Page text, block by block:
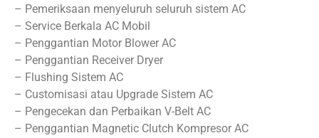
– Pemeriksaan menyeluruh seluruh sistem AC
– Service Berkala AC Mobil
– Penggantian Motor Blower AC
– Penggantian Receiver Dryer
– Flushing Sistem AC
– Customisasi atau Upgrade Sistem AC
– Pengecekan dan Perbaikan V-Belt AC
– Penggantian Magnetic Clutch Kompresor AC